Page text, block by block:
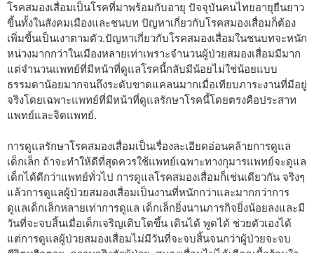
โรคสมองเสื่อมเป็นโรคที่มาพร้อมกับอายุ ปัจจุบันคนไทยอายุยืนยาว
ขี้นทั้งในสังคมเมืองและชนบท ปัญหาเกี่ยวกับโรคสมองเสื่อมก็ต้อง
เพิ่มขี้นเป็นเงาตามตัว.ปัญหาเกี่ยวกับโรคสมองเสื่อมในชนบทจะหนัก
หน่วงมากกว่าในเมืองหลายเท่าเพราะจำนวนผู้ป่วยสมองเสื่อมมีมาก
แต่จำนวนแพทย์ที่มีหน้าที่ดูแลโรคนี้กลับมีน้อยไม่ใช่น้อยแบบ
ธรรมดาน้อยมากจนถึงระดับขาดแคลนมากเมื่อเทียบภาระงานที่มีอยู่
จริงโดยเฉพาะแพทย์ที่มีหน้าที่ดูแลรักษาโรคนี้โดยตรงคือประสาท
แพทย์และจิตแพทย์.
การดูแลรักษาโรคสมองเสื่อมเป็นเรื่องละเอียดอ่อนคล้ายการดูแล
เด็กเล็ก ถ้าจะทำให้ดีที่สุดควรใช้แพทย์เฉพาะทางกุมารแพทย์จะดูแล
เด็กได้ดีกว่าแพทย์ทั่วไป การดูแลโรคสมองเสื่อมก็เช่นเดียวกัน จริงๆ
แล้วการดูแลผู้ป่วยสมองเสื่อมเป็นงานที่หนักกว่าและมากกว่าการ
ดูแลเด็กเล็กหลายเท่าการดูแล เด็กเล็กยิ่งนานภารกิจยิ่งน้อยลงและมี
วันที่จะจบสิ้นเมื่อเด็กเจริญเติบโตขึ้น เดินได้ พูดได้ ช่วยตัวเองได้
แต่การดูแลผู้ป่วยสมองเสื่อมไม่มีวันที่จะจบสิ้นจนกว่าผู้ป่วยจะจบ